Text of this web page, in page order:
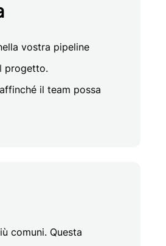
vostra pipeline
progetto.
il team possa
comuni. Questa